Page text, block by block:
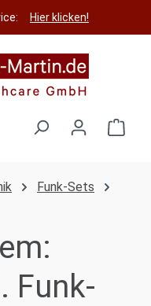
Hier klicken!
Funk-Sets
Funk-